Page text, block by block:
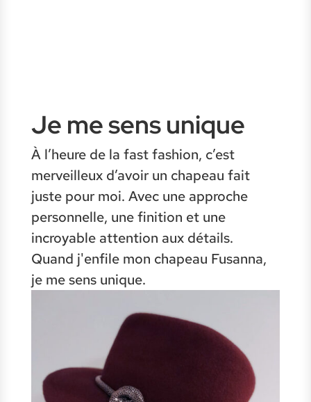
Je me sens unique
À l’heure de la fast fashion, c’est
merveilleux d’avoir un chapeau fait
juste pour moi. Avec une approche
personnelle, une finition et une
incroyable attention aux détails.
Quand j'enfile mon chapeau Fusanna,
je me sens unique.